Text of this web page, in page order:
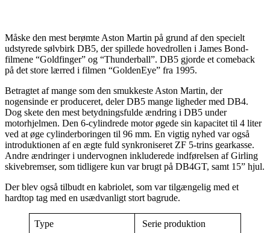
Måske den mest berømte Aston Martin på grund af den specielt
udstyrede sølvbirk DB5, der spillede hovedrollen i James Bond-
filmene “Goldfinger” og “Thunderball”. DB5 gjorde et comeback
på det store lærred i filmen “GoldenEye” fra 1995.
Betragtet af mange som den smukkeste Aston Martin, der
nogensinde er produceret, deler DB5 mange ligheder med DB4.
Dog skete den mest betydningsfulde ændring i DB5 under
motorhjelmen. Den 6-cylindrede motor øgede sin kapacitet til 4 liter
ved at øge cylinderboringen til 96 mm. En vigtig nyhed var også
introduktionen af en ægte fuld synkroniseret ZF 5-trins gearkasse.
Andre ændringer i undervognen inkluderede indførelsen af Girling
skivebremser, som tidligere kun var brugt på DB4GT, samt 15” hjul.
Der blev også tilbudt en kabriolet, som var tilgængelig med et
hardtop tag med en usædvanligt stort bagrude.
Type Serie produktion